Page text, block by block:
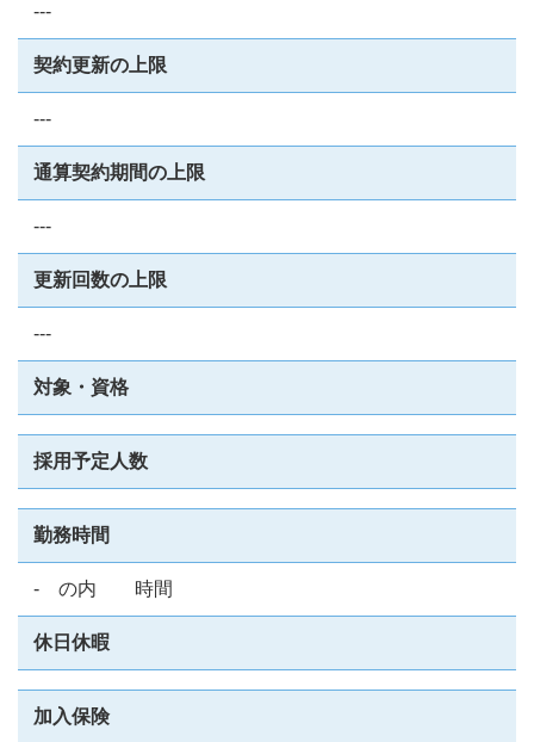
---
契約更新の上限
---
通算契約期間の上限
---
更新回数の上限
---
対象・資格
採用予定人数
勤務時間
- の内 時間
休日休暇
加入保険